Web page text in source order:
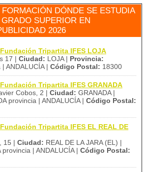
DÓNDE SE ESTUDIA
SUPERIOR EN
2026
Tripartita IFES LOJA
17 | Ciudad: LOJA | Provincia:
ANDALUCÍA | Código Postal: 18300
Tripartita IFES GRANADA
Cobos, 2 | Ciudad: GRANADA |
provincia | ANDALUCÍA | Código Postal:
Tripartita IFES EL REAL DE
15 | Ciudad: REAL DE LA JARA (EL) |
provincia | ANDALUCÍA | Código Postal: